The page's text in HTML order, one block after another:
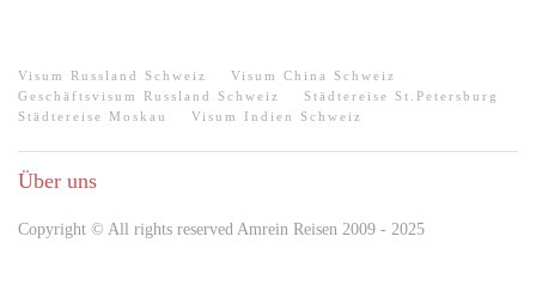
Visum Russland Schweiz
Visum China Schweiz
Geschäftsvisum Russland Schweiz
Städtereise St.Petersburg
Städtereise Moskau
Visum Indien Schweiz
Über uns
Copyright © All rights reserved Amrein Reisen 2009 - 2025